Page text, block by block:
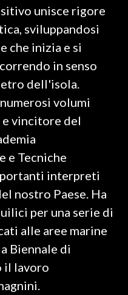
unisce rigore
sviluppandosi
che inizia e si
in senso
dell'isola.
volumi
vincitore del
e Tecniche
interpreti
nostro Paese. Ha
per una serie di
alle aree marine
Biennale di
il lavoro